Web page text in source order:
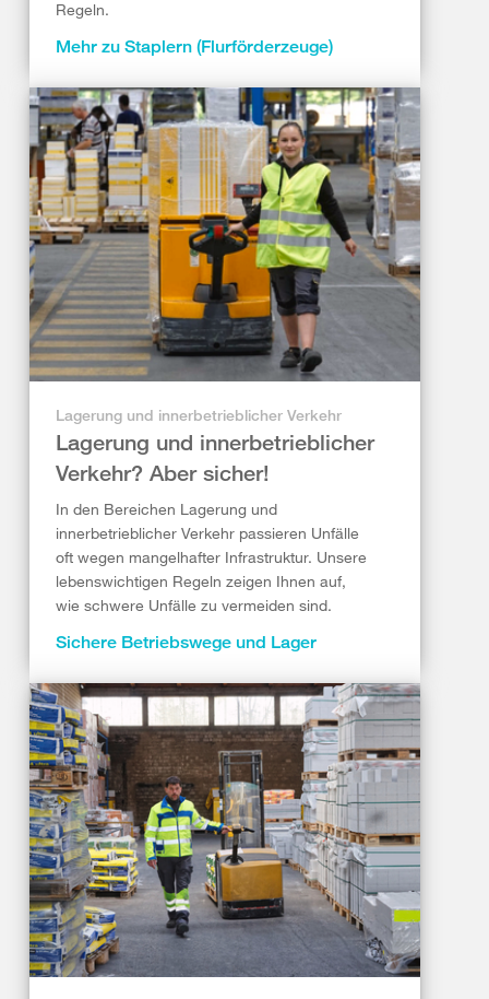
Regeln.
Mehr zu Staplern (Flurförderzeuge)
Lagerung und innerbetrieblicher Verkehr
Lagerung und innerbetrieblicher
Verkehr? Aber sicher!
In den Bereichen Lagerung und
innerbetrieblicher Verkehr passieren Unfälle
oft wegen mangelhafter Infrastruktur. Unsere
lebenswichtigen Regeln zeigen Ihnen auf,
wie schwere Unfälle zu vermeiden sind.
Sichere Betriebswege und Lager